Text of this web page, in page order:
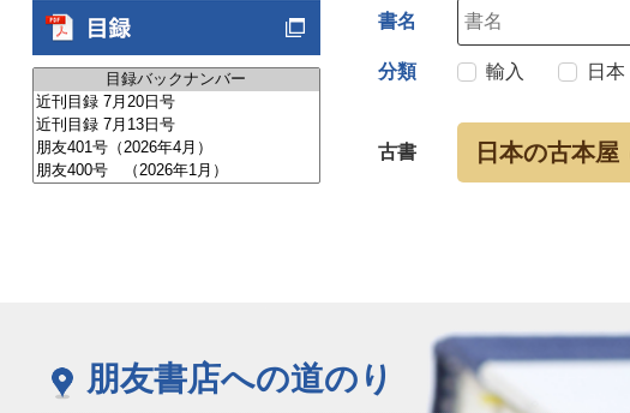
書名
分類 輸入 日本
古書 日本の古本屋
朋友書店への道のり